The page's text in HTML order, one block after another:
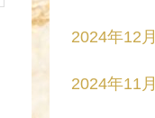
2024年12月
2024年11月